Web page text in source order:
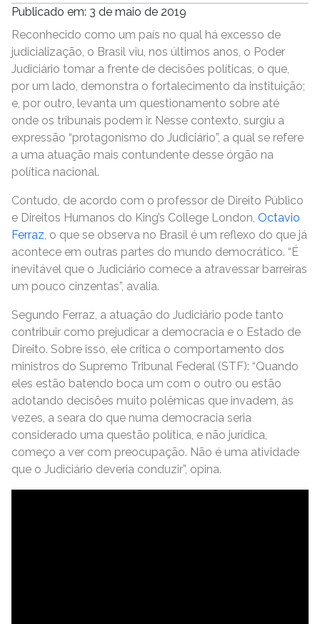
Publicado em: 3 de maio de 2019
Reconhecido como um país no qual há excesso de
judicialização, o Brasil viu, nos últimos anos, o Poder
Judiciário tomar a frente de decisões políticas, o que,
por um lado, demonstra o fortalecimento da instituição;
e, por outro, levanta um questionamento sobre até
onde os tribunais podem ir. Nesse contexto, surgiu a
expressão “protagonismo do Judiciário”, a qual se refere
a uma atuação mais contundente desse órgão na
política nacional.
Contudo, de acordo com o professor de Direito Público
e Direitos Humanos do King’s College London, Octavio
Ferraz, o que se observa no Brasil é um reflexo do que já
acontece em outras partes do mundo democrático. “É
inevitável que o Judiciário comece a atravessar barreiras
um pouco cinzentas”, avalia.
Segundo Ferraz, a atuação do Judiciário pode tanto
contribuir como prejudicar a democracia e o Estado de
Direito. Sobre isso, ele critica o comportamento dos
ministros do Supremo Tribunal Federal (STF): “Quando
eles estão batendo boca um com o outro ou estão
adotando decisões muito polêmicas que invadem, às
vezes, a seara do que numa democracia seria
considerado uma questão política, e não jurídica,
começo a ver com preocupação. Não é uma atividade
que o Judiciário deveria conduzir”, opina.